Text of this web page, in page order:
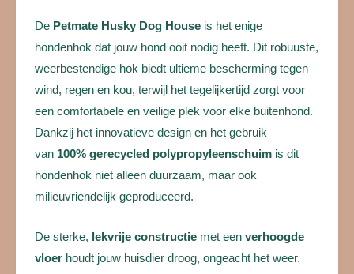
De Petmate Husky Dog House is het enige
hondenhok dat jouw hond ooit nodig heeft. Dit robuuste,
weerbestendige hok biedt ultieme bescherming tegen
wind, regen en kou, terwijl het tegelijkertijd zorgt voor
een comfortabele en veilige plek voor elke buitenhond.
Dankzij het innovatieve design en het gebruik
van 100% gerecycled polypropyleenschuim is dit
hondenhok niet alleen duurzaam, maar ook
milieuvriendelijk geproduceerd.
De sterke, lekvrije constructie met een verhoogde
vloer houdt jouw huisdier droog, ongeacht het weer.